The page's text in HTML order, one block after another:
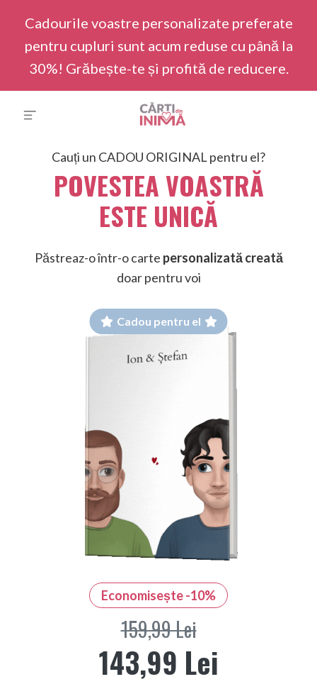
Cadourile voastre personalizate preferate
pentru cupluri sunt acum reduse cu până la
30%! Grăbește-te și profită de reducere.
Cauți un CADOU ORIGINAL pentru el?
POVESTEA VOASTRĂ
ESTE UNICĂ
Păstreaz-o într-o carte personalizată creată
doar pentru voi
Cadou pentru el
Economisește -10%
159,99 Lei
143,99 Lei